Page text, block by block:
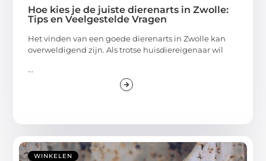
Hoe kies je de juiste dierenarts in Zwolle:
Tips en Veelgestelde Vragen
Het vinden van een goede dierenarts in Zwolle kan
overweldigend zijn. Als trotse huisdiereigenaar wil
...
WINKELEN